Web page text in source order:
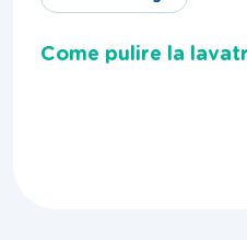
Come pulire la